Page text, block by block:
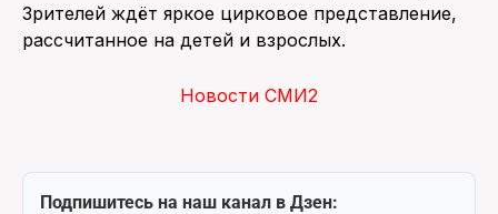
Зрителей ждёт яркое цирковое представление,
рассчитанное на детей и взрослых.
Новости СМИ2
Подпишитесь на наш канал в Дзен: